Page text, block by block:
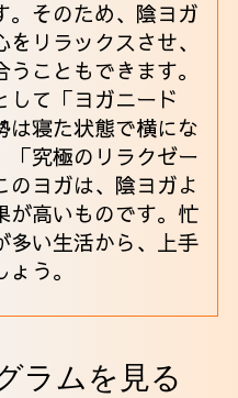
。そのため、陰ヨガ
リラックスさせ、
こともできます。
して「ヨガニード
は寝た状態で横にな
「究極のリラクゼー
のヨガは、陰ヨガよ
が高いものです。忙
多い生活から、上手
う。
ラムを見る